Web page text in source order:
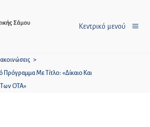
εργαλείων
Κεντρικό μενού
>
Πρόγραμμα Με Τίτλο: «Δίκαιο Και
Των ΟΤΑ»